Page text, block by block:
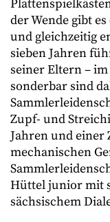
Plattenspielkäs
der Wende gibt
und gleichzeitig
sieben Jahren
seiner Eltern –
sonderbar sind
Zupf- und
Jahren und einer
mechanischen
Hüttel junior mit
sächsischem